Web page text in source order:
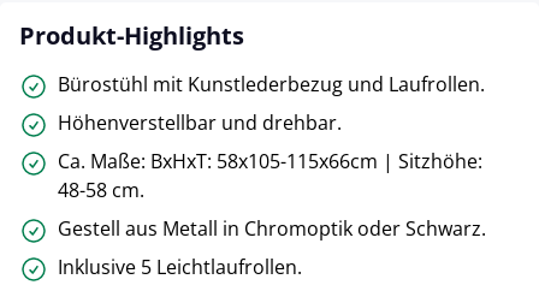
Produkt-Highlights
Bürostühl mit Kunstlederbezug und Laufrollen.
Höhenverstellbar und drehbar.
Ca. Maße: BxHxT: 58x105-115x66cm | Sitzhöhe:
48-58 cm.
Gestell aus Metall in Chromoptik oder Schwarz.
Inklusive 5 Leichtlaufrollen.